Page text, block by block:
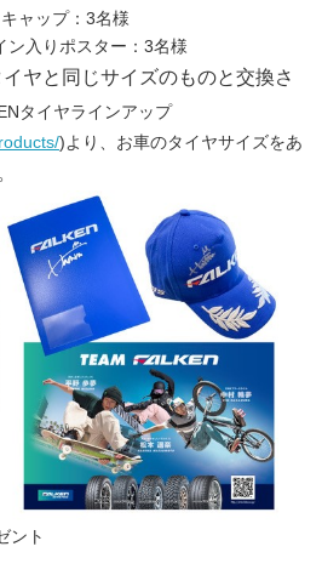
ャップ：3名様
ン入りポスター：3名様
イヤと同じサイズのものと交換さ
タイヤラインアップ
)より、お車のタイヤサイズをあ
ント